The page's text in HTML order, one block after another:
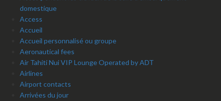
domestique
Access
Accueil
Accueil personnalisé ou groupe
Aeronautical fees
Air Tahiti Nui VIP Lounge Operated by ADT
Airlines
Airport contacts
Arrivées du jour